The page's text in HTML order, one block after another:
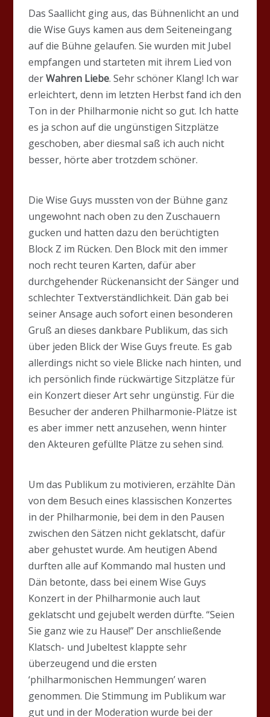
Das Saallicht ging aus, das Bühnenlicht an und
die Wise Guys kamen aus dem Seiteneingang
auf die Bühne gelaufen. Sie wurden mit Jubel
empfangen und starteten mit ihrem Lied von
derWahren Liebe. Sehr schöner Klang! Ich war
erleichtert, denn im letzten Herbst fand ich den
Ton in der Philharmonie nicht so gut. Ich hatte
es ja schon auf die ungünstigen Sitzplätze
geschoben, aber diesmal saß ich auch nicht
besser, hörte aber trotzdem schöner.
Die Wise Guys mussten von der Bühne ganz
ungewohnt nach oben zu den Zuschauern
gucken und hatten dazu den berüchtigten
Block Z im Rücken. Den Block mit den immer
noch recht teuren Karten, dafür aber
durchgehender Rückenansicht der Sänger und
schlechter Textverständlichkeit. Dän gab bei
seiner Ansage auch sofort einen besonderen
Gruß an dieses dankbare Publikum, das sich
über jeden Blick der Wise Guys freute. Es gab
allerdings nicht so viele Blicke nach hinten, und
ich persönlich finde rückwärtige Sitzplätze für
ein Konzert dieser Art sehr ungünstig. Für die
Besucher der anderen Philharmonie-Plätze ist
es aber immer nett anzusehen, wenn hinter
den Akteuren gefüllte Plätze zu sehen sind.
Um das Publikum zu motivieren, erzählte Dän
von dem Besuch eines klassischen Konzertes
in der Philharmonie, bei dem in den Pausen
zwischen den Sätzen nicht geklatscht, dafür
aber gehustet wurde. Am heutigen Abend
durften alle auf Kommando mal husten und
Dän betonte, dass bei einem Wise Guys
Konzert in der Philharmonie auch laut
geklatscht und gejubelt werden dürfte. “Seien
Sie ganz wie zu Hause!” Der anschließende
Klatsch- und Jubeltest klappte sehr
überzeugend und die ersten
‘philharmonischen Hemmungen’ waren
genommen. Die Stimmung im Publikum war
gut und in der Moderation wurde bei der